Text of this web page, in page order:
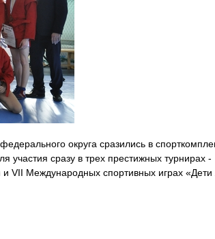
округа сразились в
участия сразу в трех престижных турнирах -
VII Международных спортивных играх «Дети